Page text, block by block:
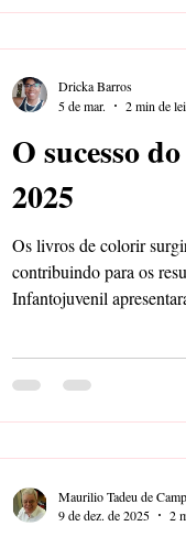
O sucesso
2025
Os livros de colorir
contribuindo para os
Infantojuvenil
Dricka Barros
5 de mar.
2 min de
Maurilio Tadeu de
9 de dez. de 2025
2